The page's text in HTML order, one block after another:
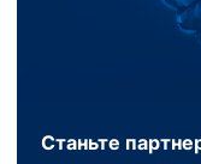
Станьте